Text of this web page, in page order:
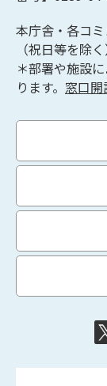
本庁舎・各コ
（祝日等を除
＊部署や施設
ります。 窓口開